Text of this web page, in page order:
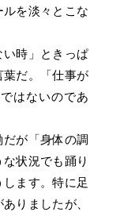
を淡々とこな
時」ときっぱ
葉だ。「仕事が
はないのであ
が「身体の調
状況でも踊り
ます。特に足
りましたが、